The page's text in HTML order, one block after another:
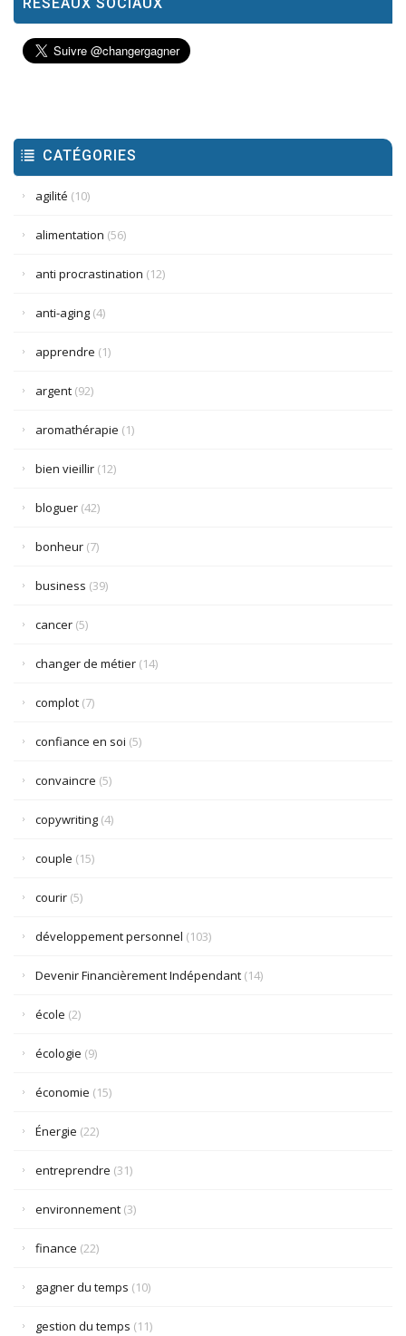
RÉSEAUX SOCIAUX
CATÉGORIES
agilité (10)
alimentation (56)
anti procrastination (12)
anti-aging (4)
apprendre (1)
argent (92)
aromathérapie (1)
bien vieillir (12)
bloguer (42)
bonheur (7)
business (39)
cancer (5)
changer de métier (14)
complot (7)
confiance en soi (5)
convaincre (5)
copywriting (4)
couple (15)
courir (5)
développement personnel (103)
Devenir Financièrement Indépendant (14)
école (2)
écologie (9)
économie (15)
Énergie (22)
entreprendre (31)
environnement (3)
finance (22)
gagner du temps (10)
gestion du temps (11)